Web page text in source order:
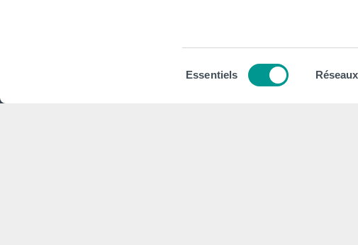
Essentiels
Plan stratégique
Conseils, Collège